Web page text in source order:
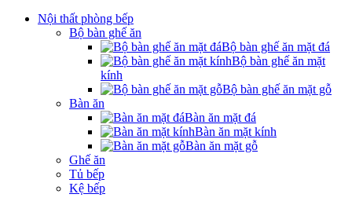
Nội thất phòng bếp
Bộ bàn ghế ăn
Bộ bàn ghế ăn mặt đá
Bộ bàn ghế ăn mặt
kính
Bộ bàn ghế ăn mặt gỗ
Bàn ăn
Bàn ăn mặt đá
Bàn ăn mặt kính
Bàn ăn mặt gỗ
Ghế ăn
Tủ bếp
Kệ bếp